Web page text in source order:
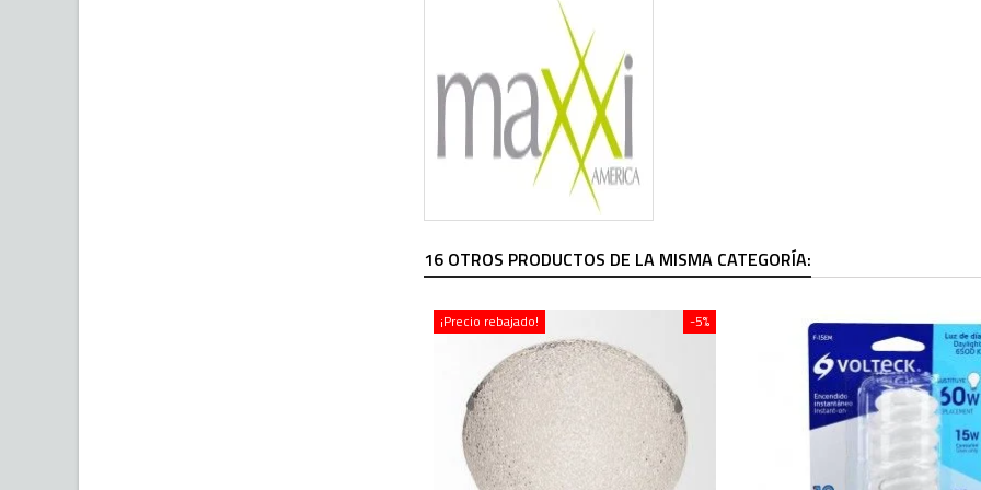
16 OTROS PRODUCTOS DE LA MISMA CATEGORÍA:
-5%
¡Precio rebajado!